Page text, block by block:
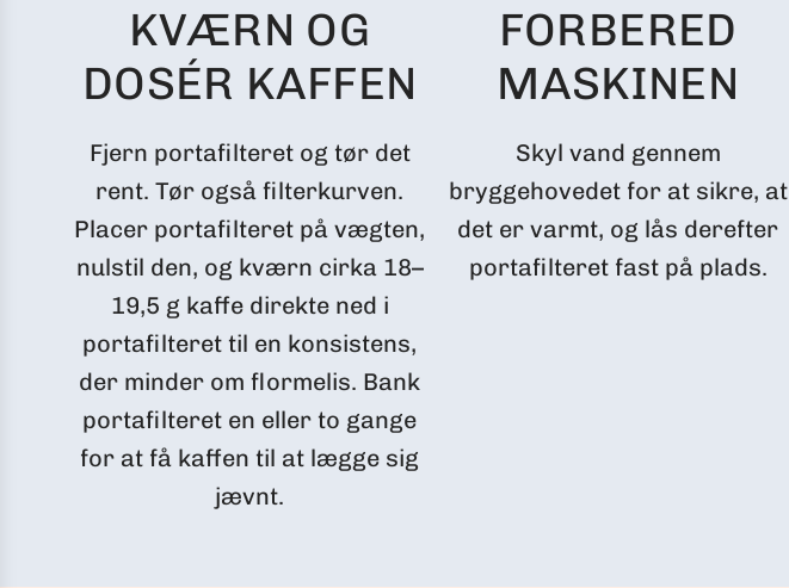
KVÆRN OG
DOSÉR KAFFEN
Fjern portafilteret og tør det
rent. Tør også filterkurven.
Placer portafilteret på vægten,
nulstil den, og kværn cirka 18–
19,5 g kaffe direkte ned i
portafilteret til en konsistens,
der minder om flormelis. Bank
portafilteret en eller to gange
for at få kaffen til at lægge sig
jævnt.
FORBERED
MASKINEN
Skyl vand gennem
bryggehovedet for at sikre, at
det er varmt, og lås derefter
portafilteret fast på plads.